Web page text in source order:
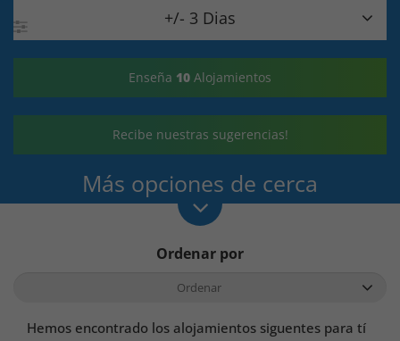
+/- 3 Dias
Enseña 10 Alojamientos
Recibe nuestras sugerencias!
Más opciones de cerca
Ordenar por
Hemos encontrado los alojamientos siguentes para tí